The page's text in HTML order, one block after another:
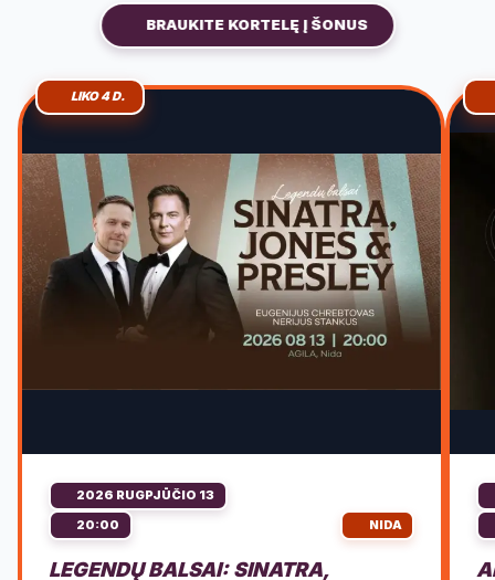
BRAUKITE KORTELĘ Į ŠONUS
LIKO 4 D.
2026 RUGPJŪČIO 13
20:00
NIDA
LEGENDŲ BALSAI: SINATRA,